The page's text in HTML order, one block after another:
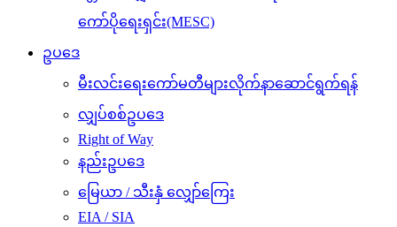
ကော်ပိုရေးရှင်း(MESC)
ဥပဒေ
မီးလင်းရေးကော်မတီများလိုက်နာဆောင်ရွက်ရန်
လျှပ်စစ်ဥပဒေ
Right of Way
နည်းဥပဒေ
မြေယာ / သီးနှံ လျှော်ကြေး
EIA / SIA